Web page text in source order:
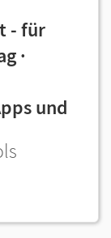
- für
·
und